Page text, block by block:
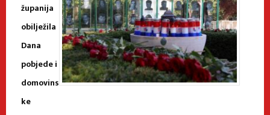
županija
obilježila
Dana
pobjede i
domovins
ke